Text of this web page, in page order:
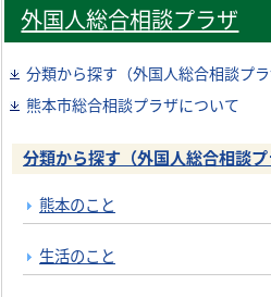
外国人総合相談プラザ
分類から探す（外国人総合相談プラ
熊本市総合相談プラザについて
分類から探す（外国人総合相談プ
熊本のこと
生活のこと